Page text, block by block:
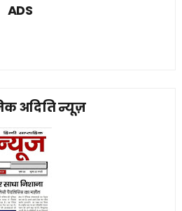
ADS
अदिति न्यूज़